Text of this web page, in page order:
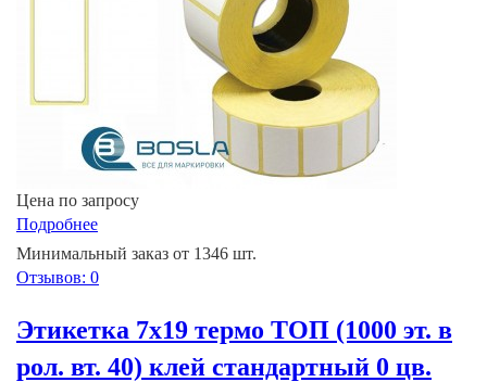
Цена по запросу
Подробнее
Минимальный заказ от 1346 шт.
Отзывов: 0
Этикетка 7х19 термо ТОП (1000 эт. в
рол. вт. 40) клей стандартный 0 цв.